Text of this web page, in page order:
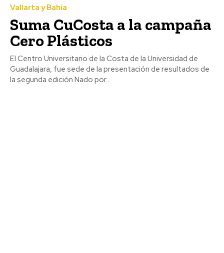
Vallarta y Bahía
Suma CuCosta a la campaña
Cero Plásticos
El Centro Universitario de la Costa de la Universidad de
Guadalajara, fue sede de la presentación de resultados de
la segunda edición Nado por...